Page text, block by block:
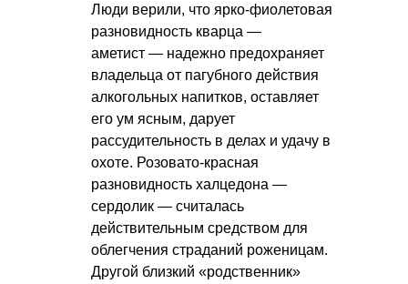
Люди верили, что ярко-фиолетовая
разновидность кварца —
аметист — надежно предохраняет
владельца от пагубного действия
алкогольных напитков, оставляет
его ум ясным, дарует
рассудительность в делах и удачу в
охоте. Розовато-красная
разновидность халцедона —
сердолик — считалась
действительным средством для
облегчения страданий роженицам.
Другой близкий «родственник»